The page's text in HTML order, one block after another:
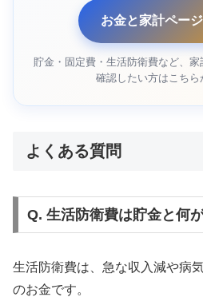
お金と家計ペー
貯金・固定費・生活防衛費など、
確認したい方はこちら
よくある質問
Q. 生活防衛費は貯金と何
生活防衛費は、急な収入減や病
のお金です。